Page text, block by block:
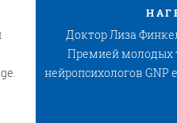
Доктор Лиза
Премией молодых
нейропсихологов GNP